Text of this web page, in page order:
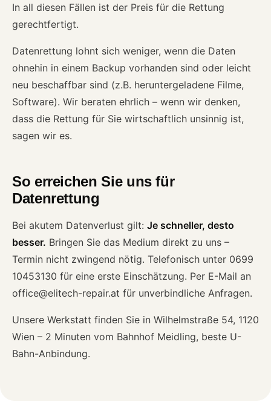
In all diesen Fällen ist der Preis für die Rettung
gerechtfertigt.
Datenrettung lohnt sich weniger, wenn die Daten
ohnehin in einem Backup vorhanden sind oder leicht
neu beschaffbar sind (z.B. heruntergeladene Filme,
Software). Wir beraten ehrlich – wenn wir denken,
dass die Rettung für Sie wirtschaftlich unsinnig ist,
sagen wir es.
So erreichen Sie uns für
Datenrettung
Bei akutem Datenverlust gilt: Je schneller, desto
besser. Bringen Sie das Medium direkt zu uns –
Termin nicht zwingend nötig. Telefonisch unter 0699
10453130 für eine erste Einschätzung. Per E-Mail an
office@elitech-repair.at für unverbindliche Anfragen.
Unsere Werkstatt finden Sie in Wilhelmstraße 54, 1120
Wien – 2 Minuten vom Bahnhof Meidling, beste U-
Bahn-Anbindung.